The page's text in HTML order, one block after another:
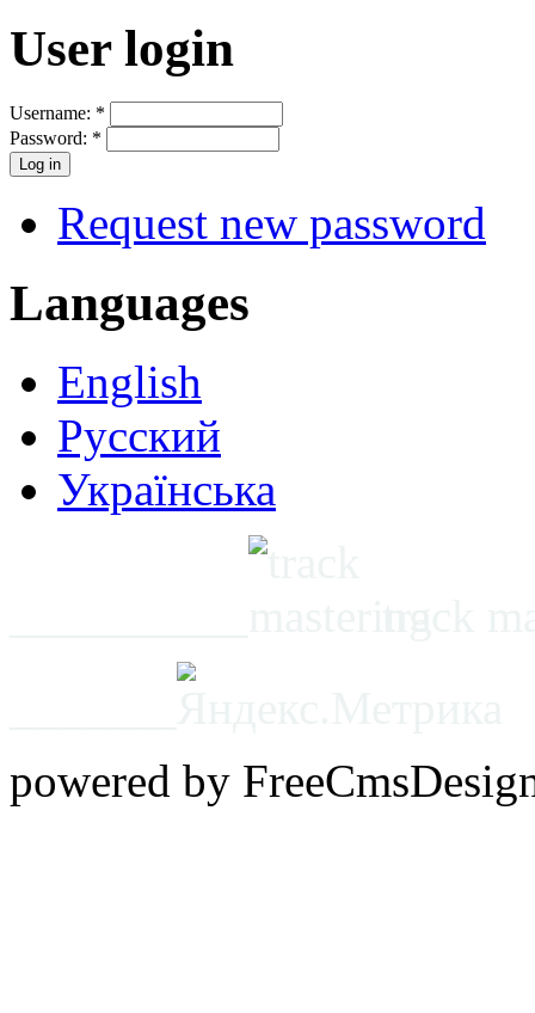
User login
Username: *
Password: *
Request new password
Languages
English
Русский
Українська
powered by